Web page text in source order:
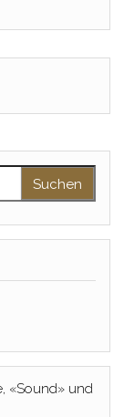
«Sound» und